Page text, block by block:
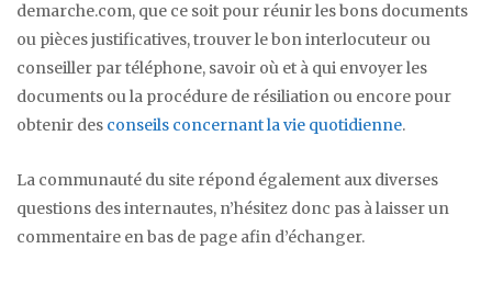
demarche.com, que ce soit pour réunir les bons documents
ou pièces justificatives, trouver le bon interlocuteur ou
conseiller par téléphone, savoir où et à qui envoyer les
documents ou la procédure de résiliation ou encore pour
obtenir des conseils concernant la vie quotidienne.
La communauté du site répond également aux diverses
questions des internautes, n’hésitez donc pas à laisser un
commentaire en bas de page afin d’échanger.